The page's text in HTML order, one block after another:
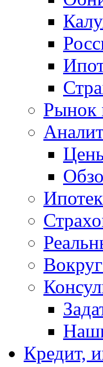
Рынок
Кредит,